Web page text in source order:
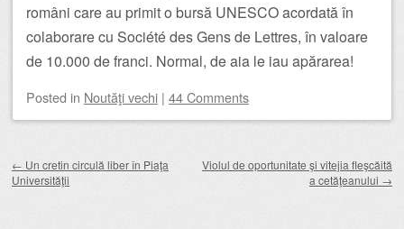
români care au primit o bursă UNESCO acordată în
colaborare cu Société des Gens de Lettres, în valoare
de 10.000 de franci. Normal, de aia le iau apărarea!
Posted in Noutăţi vechi | 44 Comments
← Un cretin circulă liber în Piaţa
Universităţii
Violul de oportunitate şi vitejia fleşcăită
a cetăţeanului →